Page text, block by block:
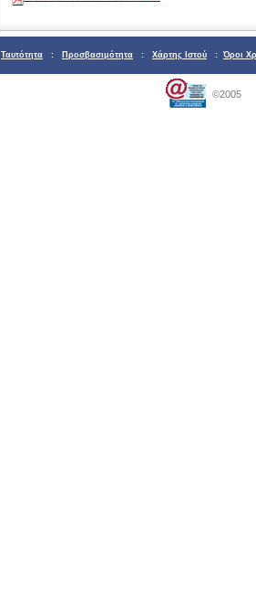
Ταυτότητα : Προσβασιμότητα : Χάρτης Ιστού : Όροι
©2005